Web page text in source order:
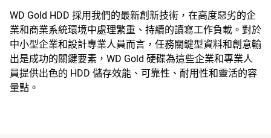
WD Gold HDD 採用我們的最新創新技術，在高度惡劣的企
業和商業系統環境中處理繁重、持續的讀寫工作負載。對於
中小型企業和設計專業人員而言，任務關鍵型資料和創意輸
出是成功的關鍵要素，WD Gold 硬碟為這些企業和專業人
員提供出色的 HDD 儲存效能、可靠性、耐用性和靈活的容
量點。